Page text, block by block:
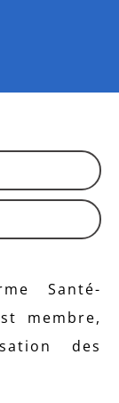
Santé-
membre,
des